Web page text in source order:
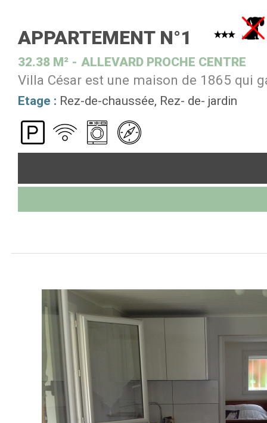
APPARTEMENT N°1
32.38 M² ALLEVARD PROCHE CENTRE
Villa César est une maison de 1865 qui
Etage : Rez-de-chaussée Rez- de- jardin